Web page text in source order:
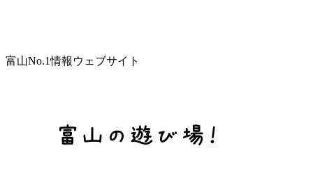
富山No.1情報ウェブサイト